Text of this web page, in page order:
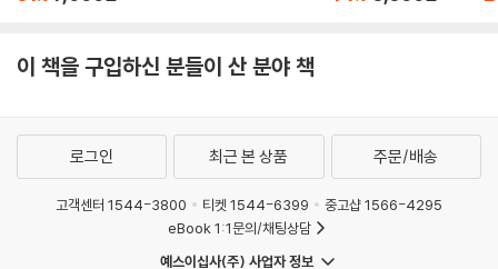
이 책을 구입하신 분들이 산 분야 책
로그인 최근 본 상품 주문/배송
고객센터 1544-3800 티켓 1544-6399
중고샵 1566-4295
eBook 1:1문의/채팅상담
예스이십사(주) 사업자 정보